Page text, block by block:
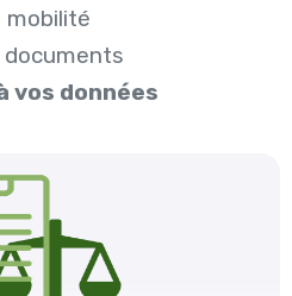
mobilité
vos données